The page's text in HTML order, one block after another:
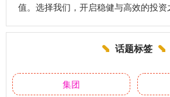
值。选择我们，开启稳健与高效的投资
话题标签
集团